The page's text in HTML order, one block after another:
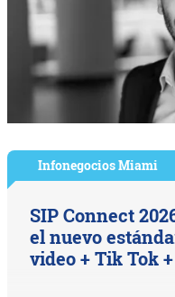
Infonegocios Miami
SIP Connect
el nuevo
video + Tik Tok